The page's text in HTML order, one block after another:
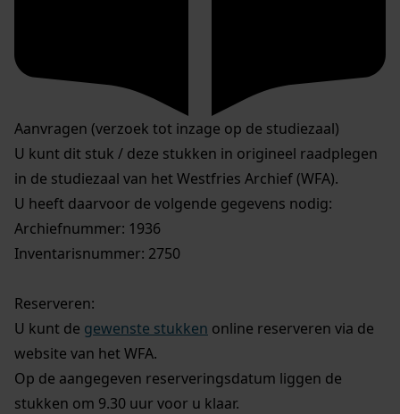
Aanvragen (verzoek tot inzage op de studiezaal)
U kunt dit stuk / deze stukken in origineel raadplegen
in de studiezaal van het Westfries Archief (WFA).
U heeft daarvoor de volgende gegevens nodig:
Archiefnummer: 1936
Inventarisnummer: 2750
Reserveren:
U kunt de gewenste stukken online reserveren via de
website van het WFA.
Op de aangegeven reserveringsdatum liggen de
stukken om 9.30 uur voor u klaar.